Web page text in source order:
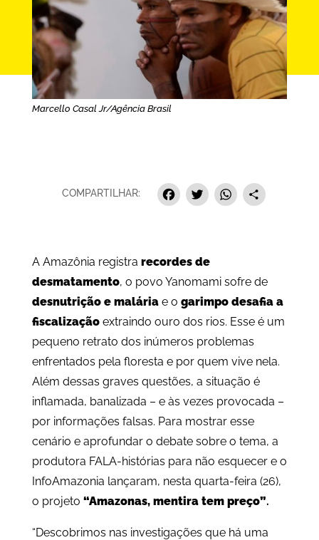
Marcello Casal Jr/Agência Brasil
COMPARTILHAR: Facebook
Twitter
A Amazônia registra recordes de
desmatamento, o povo Yanomami sofre de
desnutrição e maláriae o garimpo desafia a
fiscalizaçãoextraindo ouro dos rios. Esse é um
pequeno retrato dos inúmeros problemas
enfrentados pela floresta e por quem vive nela.
Além dessas graves questões, a situação é
inflamada, banalizada – e às vezes provocada –
por informações falsas. Para mostrar esse
cenário e aprofundar o debate sobre o tema, a
produtora FALA-histórias para não esquecer e o
InfoAmazonia lançaram, nesta quarta-feira (26),
o projeto “Amazonas, mentira tem preço”.
“Descobrimos nas investigações que há uma